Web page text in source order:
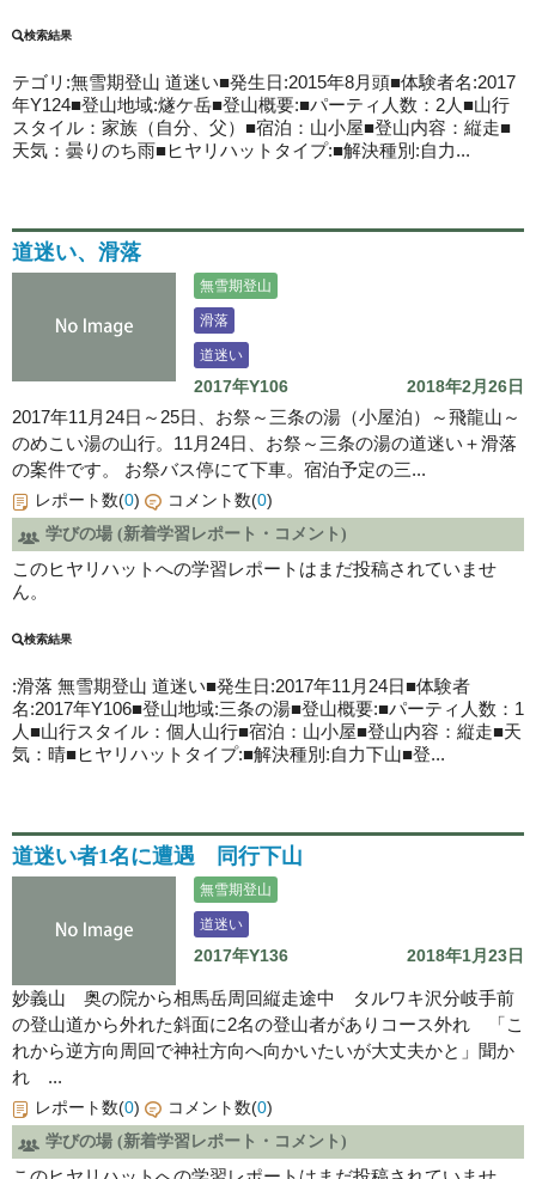
検索結果
テゴリ:無雪期登山 道迷い■発生日:2015年8月頭■体験者名:2017
年Y124■登山地域:燧ケ岳■登山概要:■パーティ人数：2人■山行
スタイル：家族（自分、父）■宿泊：山小屋■登山内容：縦走■
天気：曇りのち雨■ヒヤリハットタイプ:■解決種別:自力...
道迷い、滑落
無雪期登山
滑落
道迷い
2017年Y106 2018年2月26日
2017年11月24日～25日、お祭～三条の湯（小屋泊）～飛龍山～
のめこい湯の山行。11月24日、お祭～三条の湯の道迷い＋滑落
の案件です。 お祭バス停にて下車。宿泊予定の三...
レポート数(0) コメント数(0)
学びの場 (新着学習レポート・コメント)
このヒヤリハットへの学習レポートはまだ投稿されていませ
ん。
検索結果
:滑落 無雪期登山 道迷い■発生日:2017年11月24日■体験者
名:2017年Y106■登山地域:三条の湯■登山概要:■パーティ人数：1
人■山行スタイル：個人山行■宿泊：山小屋■登山内容：縦走■天
気：晴■ヒヤリハットタイプ:■解決種別:自力下山■登...
道迷い者1名に遭遇 同行下山
無雪期登山
道迷い
2017年Y136 2018年1月23日
妙義山 奥の院から相馬岳周回縦走途中 タルワキ沢分岐手前
の登山道から外れた斜面に2名の登山者がありコース外れ 「こ
れから逆方向周回で神社方向へ向かいたいが大丈夫かと」聞か
れ ...
レポート数(0) コメント数(0)
学びの場 (新着学習レポート・コメント)